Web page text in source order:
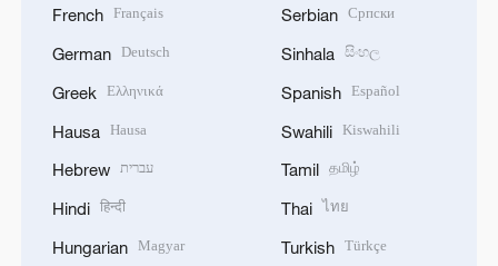
French Français
German Deutsch
Greek Ελληνικά
Hausa Hausa
Hebrew עברית
Hindi हिन्दी
Hungarian Magyar
Serbian Српски
Sinhala සිංහල
Spanish Español
Swahili Kiswahili
Tamil தமிழ்
Thai ไทย
Turkish Türkçe